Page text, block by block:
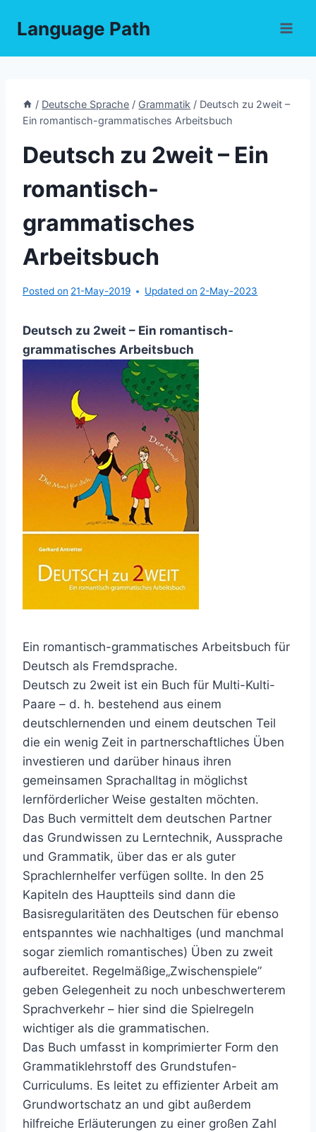
Language Path
/ Deutsche Sprache / Grammatik / Deutsch zu 2weit –
Ein romantisch-grammatisches Arbeitsbuch
Deutsch zu 2weit – Ein
romantisch-
grammatisches
Arbeitsbuch
Posted on 21-May-2019 Updated on 2-May-2023
Deutsch zu 2weit – Ein romantisch-
grammatisches Arbeitsbuch
Ein romantisch-grammatisches Arbeitsbuch für
Deutsch als Fremdsprache.
Deutsch zu 2weit ist ein Buch für Multi-Kulti-
Paare – d. h. bestehend aus einem
deutschlernenden und einem deutschen Teil
die ein wenig Zeit in partnerschaftliches Üben
investieren und darüber hinaus ihren
gemeinsamen Sprachalltag in möglichst
lernförderlicher Weise gestalten möchten.
Das Buch vermittelt dem deutschen Partner
das Grundwissen zu Lerntechnik, Aussprache
und Grammatik, über das er als guter
Sprachlernhelfer verfügen sollte. In den 25
Kapiteln des Hauptteils sind dann die
Basisregularitäten des Deutschen für ebenso
entspanntes wie nachhaltiges (und manchmal
sogar ziemlich romantisches) Üben zu zweit
aufbereitet. Regelmäßige„Zwischenspiele”
geben Gelegenheit zu noch unbeschwerterem
Sprachverkehr – hier sind die Spielregeln
wichtiger als die grammatischen.
Das Buch umfasst in komprimierter Form den
Grammatiklehrstoff des Grundstufen-
Curriculums. Es leitet zu effizienter Arbeit am
Grundwortschatz an und gibt außerdem
hilfreiche Erläuterungen zu einer großen Zahl